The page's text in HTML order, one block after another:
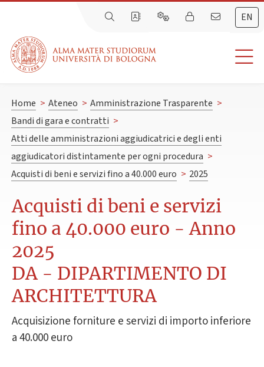
EN
Home > Ateneo > Amministrazione Trasparente >
Bandi di gara e contratti >
Atti delle amministrazioni aggiudicatrici e degli enti
aggiudicatori distintamente per ogni procedura >
Acquisti di beni e servizi fino a 40.000 euro > 2025
Acquisti di beni e servizi
fino a 40.000 euro - Anno
2025
DA - DIPARTIMENTO DI
ARCHITETTURA
Acquisizione forniture e servizi di importo inferiore
a 40.000 euro